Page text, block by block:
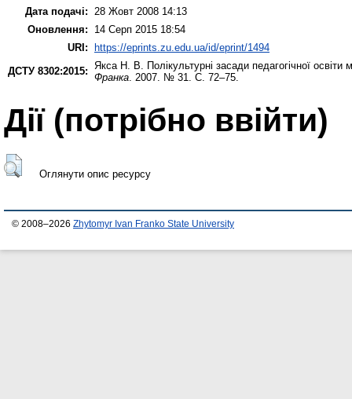
Дата подачі:
28 Жовт 2008 14:13
Оновлення:
14 Серп 2015 18:54
URI: https://eprints.zu.edu.ua/id/eprint/1494
ДСТУ 8302:2015:
Якса Н. В.
Полікультурні засади педагогічної
Франка . 2007. № 31. С. 72–75.
Дії ​​(потрібно ввійти)
Оглянути опис ресурсу
© 2008–2026 Zhytomyr Ivan Franko State University